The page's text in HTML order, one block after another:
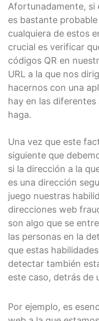
Afortunadamente, si
es bastante
cualquiera de estos
crucial es verificar
códigos QR en
URL a la que nos
hacernos con una
hay en las diferentes
haga.
Una vez que este
siguiente que
si la dirección a la
es una dirección
juego nuestras
direcciones web
son algo que se
las personas en la
que estas
detectar también
este caso, detrás de
Por ejemplo, es